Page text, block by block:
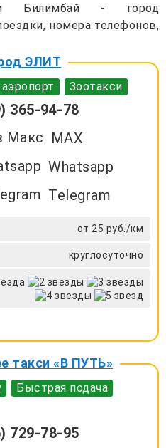
Билимбай - город
номера телефонов,
ЭЛИТ
Зоотакси
365-94-78
MAX
Whatsapp
Telegram
от 25 руб./км
круглосуточно
такси «В ПУТЬ»
Быстрая подача
729-78-95